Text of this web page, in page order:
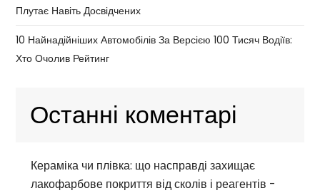
Плутає Навіть Досвідчених
10 Найнадійніших Автомобілів За Версією 100 Тисяч Водіїв:
Хто Очолив Рейтинг
Останні коментарі
Кераміка чи плівка: що насправді захищає
лакофарбове покриття від сколів і реагентів -